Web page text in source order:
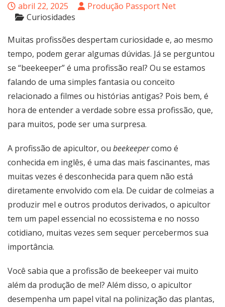
abril 22, 2025
Produção Passport Net
Curiosidades
Muitas profissões despertam curiosidade e, ao mesmo
tempo, podem gerar algumas dúvidas. Já se perguntou
se “beekeeper” é uma profissão real? Ou se estamos
falando de uma simples fantasia ou conceito
relacionado a filmes ou histórias antigas? Pois bem, é
hora de entender a verdade sobre essa profissão, que,
para muitos, pode ser uma surpresa.
A profissão de apicultor, ou beekeepercomo é
conhecida em inglês, é uma das mais fascinantes, mas
muitas vezes é desconhecida para quem não está
diretamente envolvido com ela. De cuidar de colmeias a
produzir mel e outros produtos derivados, o apicultor
tem um papel essencial no ecossistema e no nosso
cotidiano, muitas vezes sem sequer percebermos sua
importância.
Você sabia que a profissão de beekeeper vai muito
além da produção de mel? Além disso, o apicultor
desempenha um papel vital na polinização das plantas,